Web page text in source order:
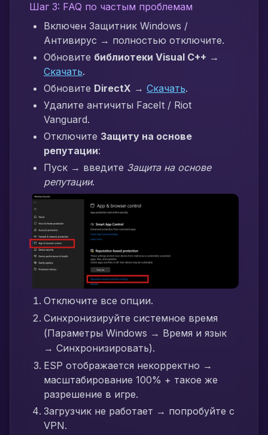
Шаг 3: FAQ по частым проблемам
Включен Защитник Windows /
Антивирус → полностью отключите.
Обновите библиотеки Visual C++ →
Скачать.
Обновите DirectX → Скачать.
Удалите античиты FaceIt / Riot
Vanguard.
Отключите Защиту на основе
репутации:
Пуск → введите Защита на основе
репутации.
Отключите все опции.
Синхронизируйте системное время
(Параметры Windows → Время и язык
→ Синхронизировать).
ESP отображается некорректно →
масштабирование 100% + такое же
разрешение в игре.
Загрузчик не работает → попробуйте с
VPN.